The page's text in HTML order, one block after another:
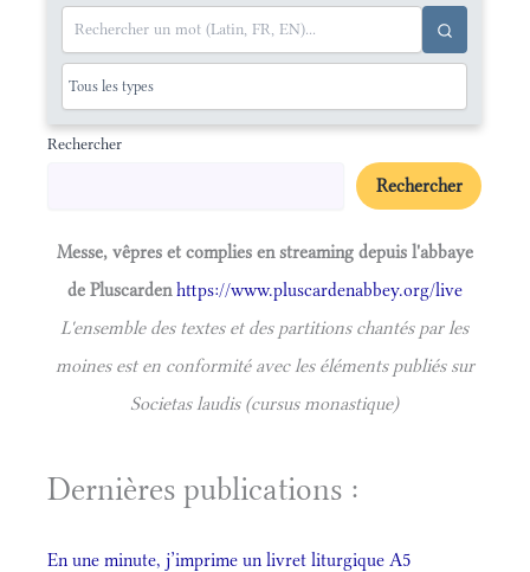
Rechercher
Rechercher
Messe, vêpres et complies en streaming depuis l'abbaye
de Pluscardenhttps://www.pluscardenabbey.org/live
L'ensemble des textes et des partitions chantés par les
moines est en conformité avec les éléments publiés sur
Societas laudis (cursus monastique)
Dernières publications :
En une minute, j’imprime un livret liturgique A5